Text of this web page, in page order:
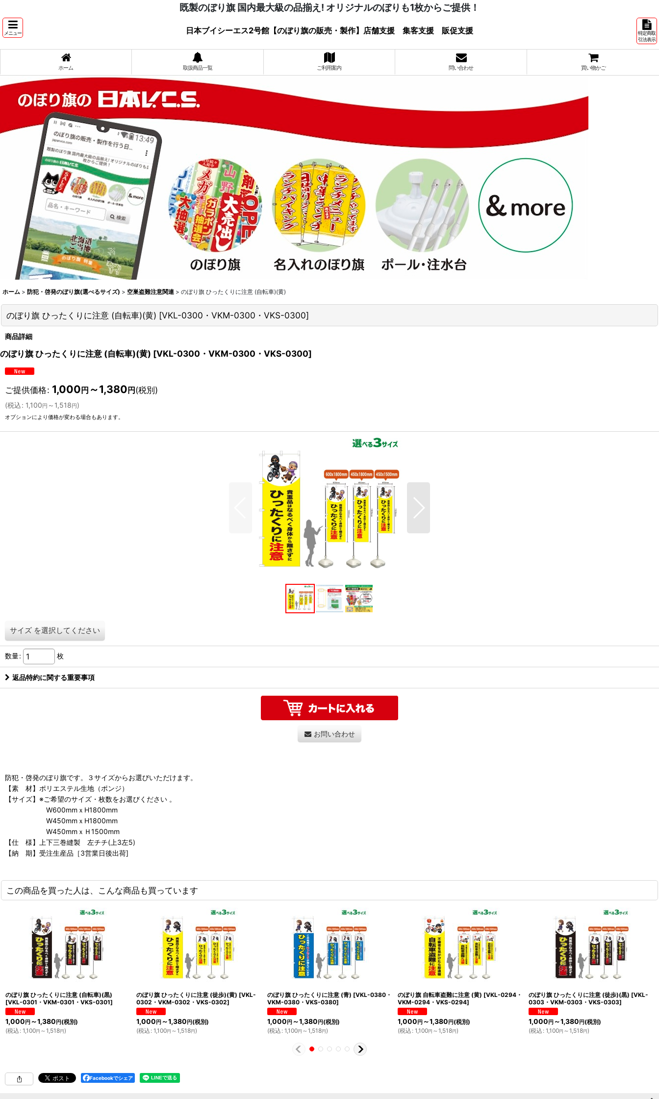
既製のぼり旗 国内最大級の品揃え! オリジナルのぼりも1枚からご提供！
メニュー 日本ブイシーエス2号館【のぼり旗の販売・製作】店舗支援 集客支援 販促支援
特定商取
引法表示
ホーム 取扱商品一覧 ご利用案内 問い合わせ 買い物かご
ホーム > 防犯・啓発のぼり旗(選べるサイズ) > 空巣盗難注意関連 > のぼり旗 ひったくりに注意 (自転車)(黄)
のぼり旗 ひったくりに注意 (自転車)(黄) [VKL-0300・VKM-0300・VKS-0300]
商品詳細
のぼり旗 ひったくりに注意 (自転車)(黄) [VKL-0300・VKM-0300・VKS-0300]
ご提供価格: 1,000 円 ～1,380 円 (税別)
(税込: 1,100円 ～1,518円)
オプションにより価格が変わる場合もあります。
サイズ を選択してください
数量: 枚
返品特約に関する重要事項
お問い合わせ
防犯・啓発のぼり旗です。３サイズからお選びいただけます。
【素 材】ポリエステル生地（ポンジ）
【サイズ】※ご希望のサイズ・枚数をお選びください 。
W600mmｘH1800mm
W450mmｘH1800mm
W450mmｘＨ1500mm
【仕 様】上下三巻縫製 左チチ(上3左5)
【納 期】受注生産品［3営業日後出荷]
この商品を買った人は、こんな商品も買っています
のぼり旗 ひったくりに注意 (自転車)(黒)
[VKL-0301・VKM-0301・VKS-0301]
1,000 円 ～1,380 円 (税別)
(税込 : 1,100円 ～1,518円)
のぼり旗 ひったくりに注意 (徒歩)(黄) [VKL-
0302・VKM-0302・VKS-0302]
1,000 円～1,380 円(税別)
(税込 : 1,100円 ～1,518円)
のぼり旗 ひったくりに注意 (青) [VKL-0380・
VKM-0380・VKS-0380]
1,000 円～1,380 円(税別)
(税込 : 1,100円 ～1,518円)
のぼり旗 自転車盗難に注意 (黄) [VKL-0294・
VKM-0294・VKS-0294]
1,000 円 ～1,380 円 (税別)
(税込 : 1,100円 ～1,518円)
のぼり旗 ひったくりに注意 (徒歩)(黒) [VKL-
0303・VKM-0303・VKS-0303]
1,000 円 ～1,380 円 (税別)
(税込 : 1,100円 ～1,518円)
Facebookでシェア